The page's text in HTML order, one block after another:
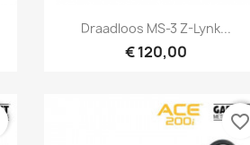
Snel bekijken
Draadloos MS-3 Z-Lynk...
€ 120,00
favorite_border